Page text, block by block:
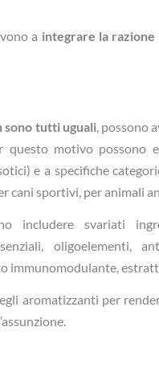
a integrare la
sono tutti uguali, possono
motivo possono
e a specifiche
cani sportivi, per animali
includere svariati
oligoelementi,
immunomodulante,
aromatizzanti per